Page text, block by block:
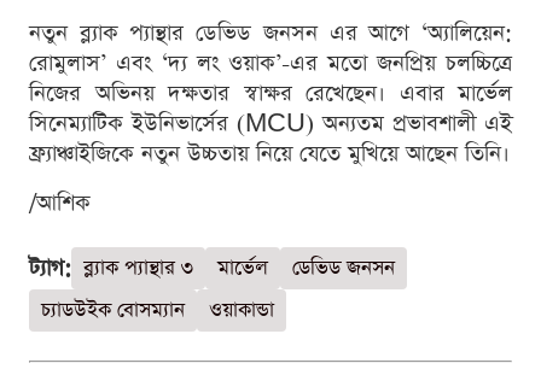
নতুন ব্ল্যাক প্যান্থার ডেভিড জনসন এর আগে ‘অ্যালিয়েন:
রোমুলাস’ এবং ‘দ্য লং ওয়াক’-এর মতো জনপ্রিয় চলচ্চিত্রে
নিজের অভিনয় দক্ষতার স্বাক্ষর রেখেছেন। এবার মার্ভেল
সিনেম্যাটিক ইউনিভার্সের (MCU) অন্যতম প্রভাবশালী এই
ফ্র্যাঞ্চাইজিকে নতুন উচ্চতায় নিয়ে যেতে মুখিয়ে আছেন তিনি।
/আশিক
ট্যাগ: ব্ল্যাক প্যান্থার ৩ মার্ভেল
ডেভিড জনসন
চ্যাডউইক বোসম্যান
ওয়াকান্ডা